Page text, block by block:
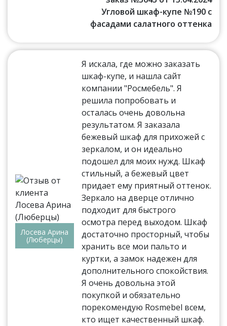
Угловой шкаф-купе №190 с
фасадами салатного оттенка
Лосева Арина
(Люберцы)
Я искала, где можно заказать
шкаф-купе, и нашла сайт
компании "Росмебель". Я
решила попробовать и
осталась очень довольна
результатом. Я заказала
бежевый шкаф для прихожей с
зеркалом, и он идеально
подошел для моих нужд. Шкаф
стильный, а бежевый цвет
придает ему приятный оттенок.
Зеркало на дверце отлично
подходит для быстрого
осмотра перед выходом. Шкаф
достаточно просторный, чтобы
хранить все мои пальто и
куртки, а замок надежен для
дополнительного спокойствия.
Я очень довольна этой
покупкой и обязательно
порекомендую Rosmebel всем,
кто ищет качественный шкаф.